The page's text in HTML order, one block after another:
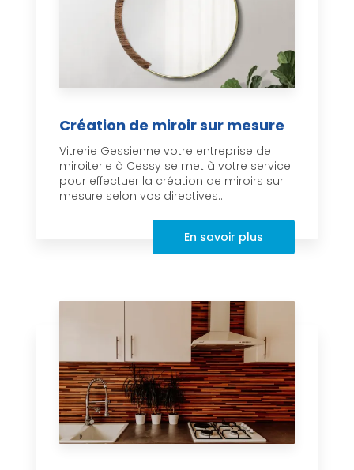
Création de miroir sur mesure
Vitrerie Gessienne votre entreprise de
miroiterie à Cessy se met à votre service
pour effectuer la création de miroirs sur
mesure selon vos directives...
En savoir plus